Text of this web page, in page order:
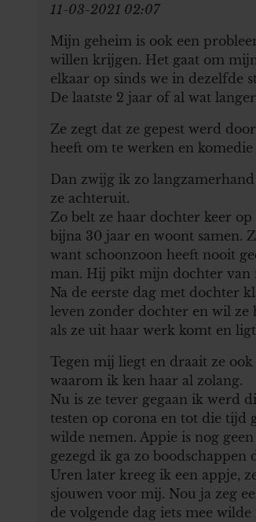
11-03-2021 02:07
Mijn geheim is ook een
willen krijgen. Het gaat om
elkaar op sinds we in dezelfde
De laatste 2 jaar of al wat
Ze zegt dat ze gepest werd
heeft om te werken en komedie
Dan zwijg ik zo
ze achteruit.
Zo belt ze haar dochter keer
bijna 30 jaar en woont samen.
want schoonzoon heeft nooit
man. Hij pikt mijn dochter van
Na de eerste dag met dochter
leven zonder dochter en wil ze
als ze uit haar werk komt en
Tegen mij liegt en draait ze
waarom ik ken haar al zolang.
Nu is ze tever gegaan ik werd
testen op corona en tot die tijd
wilde nemen. Appie is nog
gezegd ik ga zo boodschappen
Uren later kreeg ik een appje,
sjouwen voor mij. Nou ja zeg
de volgende dag iets mee wilde